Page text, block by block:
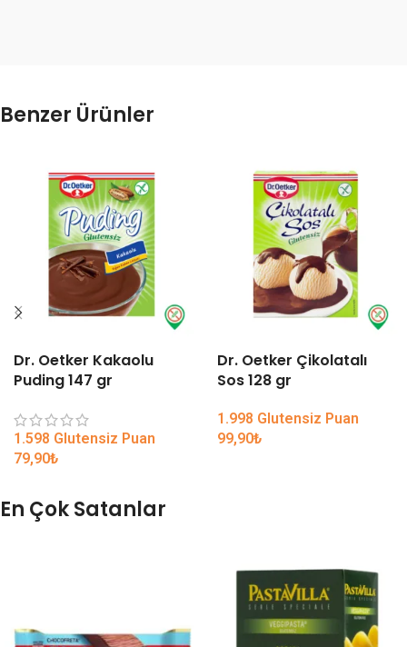
Benzer Ürünler
Dr. Oetker Kakaolu
Puding 147 gr
1.598 Glutensiz Puan
79,90₺
Dr. Oetker Çikolatalı
Sos 128 gr
1.998 Glutensiz Puan
99,90₺
En Çok Satanlar